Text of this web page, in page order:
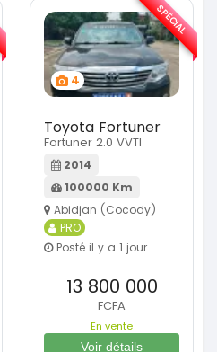
4
Toyota Fortuner
Fortuner 2.0 VVTI
2014
100000 Km
Abidjan (Cocody)
PRO
Posté il y a 1 jour
13 800 000
FCFA
En vente
Voir détails
SPÉCIAL